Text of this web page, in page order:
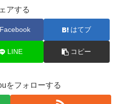
アする
Facebook はてブ
LINE コピー
をフォローする